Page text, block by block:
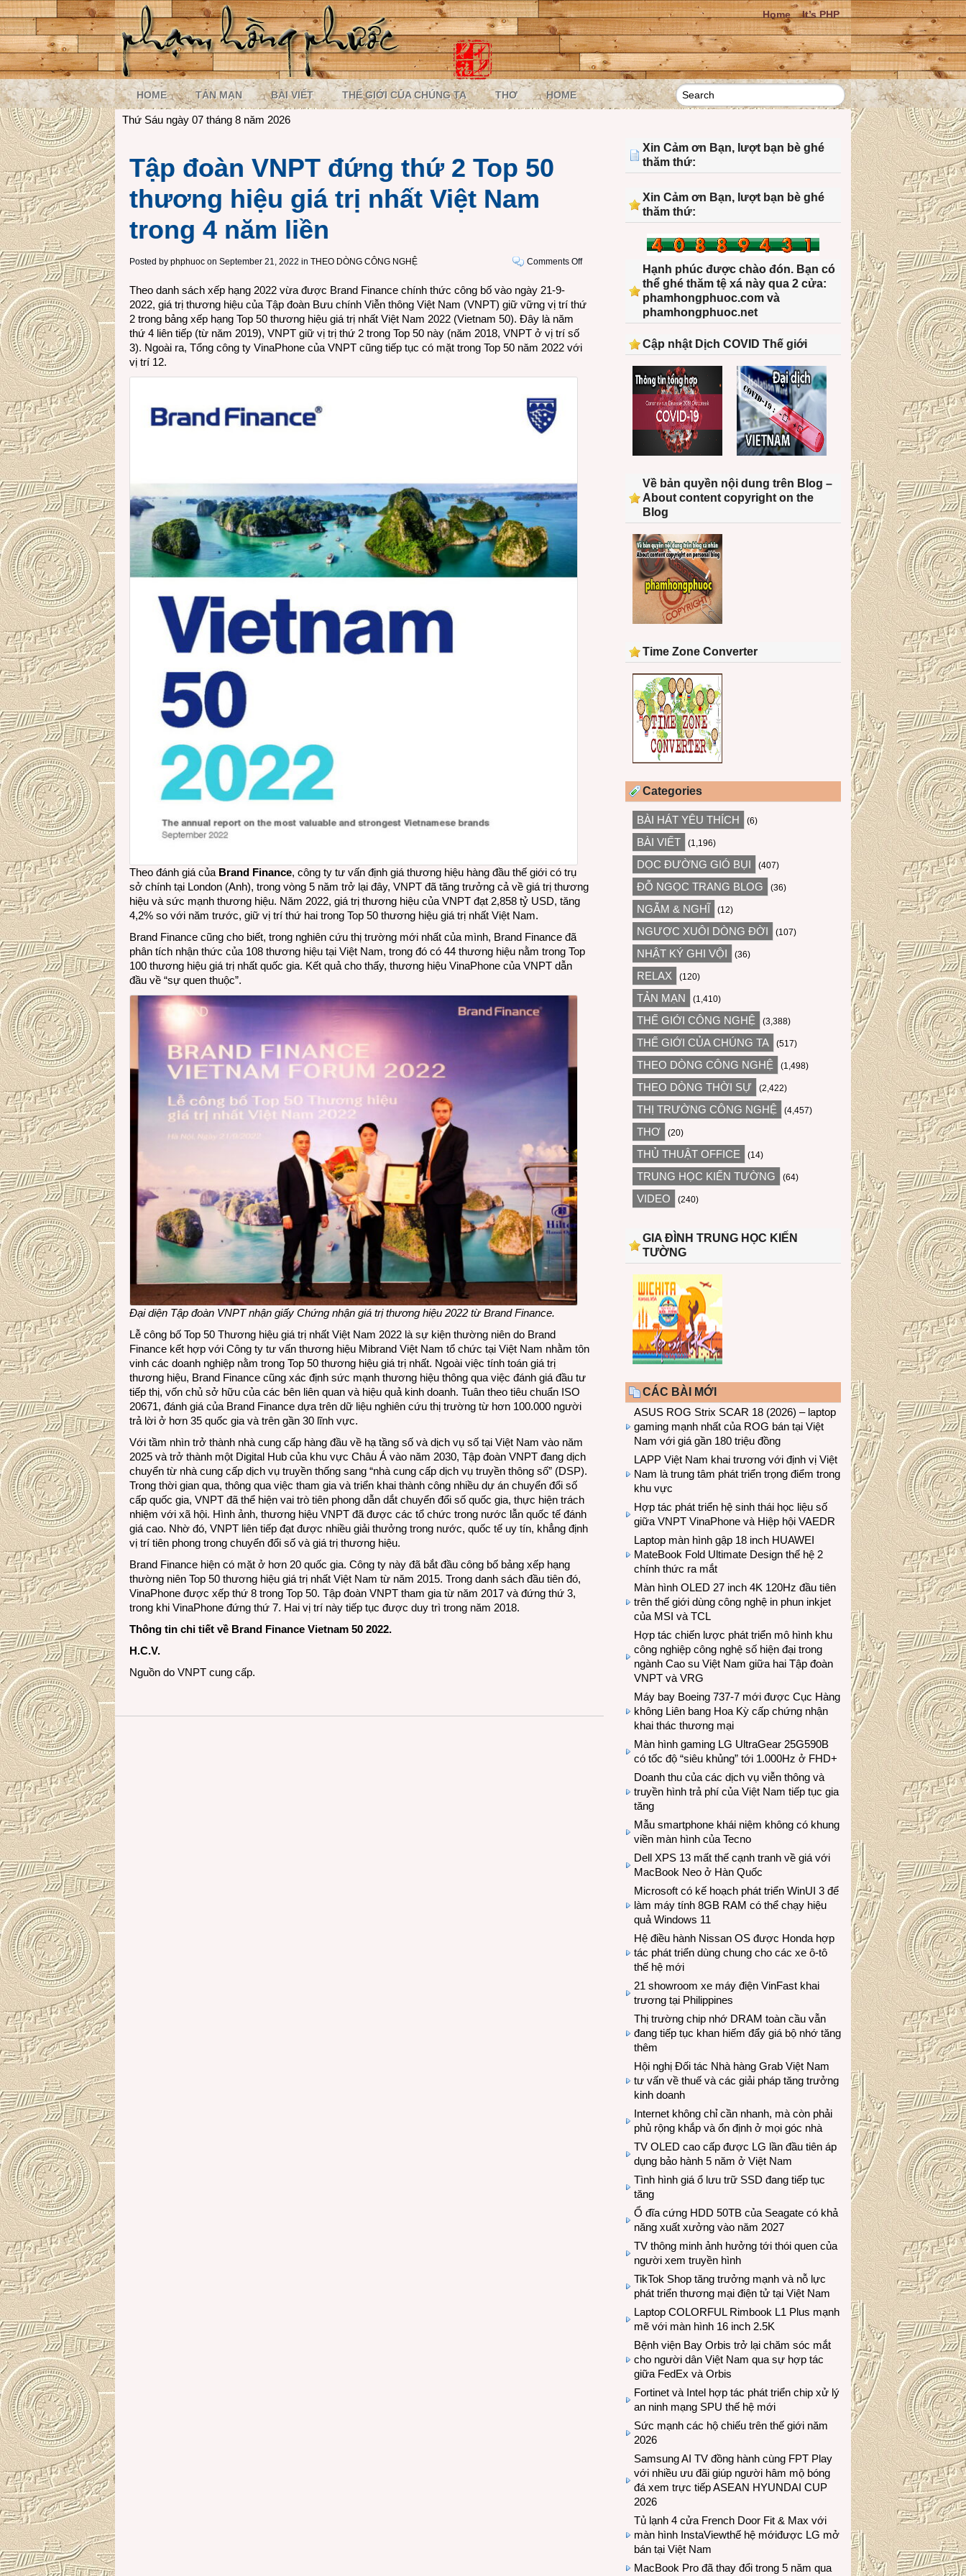
Home It’s PHP
HOME TẢN MẠN BÀI VIẾT THẾ GIỚI CỦA CHÚNG TA THƠ HOME
Thứ Sáu ngày 07 tháng 8 năm 2026
Tập đoàn VNPT đứng thứ 2 Top 50
thương hiệu giá trị nhất Việt Nam
trong 4 năm liền
Posted by phphuoc on September 21, 2022 in THEO DÒNG CÔNG NGHỆ Comments Offon
VNPT
2
Theo danh sách xếp hạng 2022 vừa được Brand Finance chính thức công bố vào ngày 21-9-
2022, giá trị thương hiệu của Tập đoàn Bưu chính Viễn thông Việt Nam (VNPT) giữ vững vị trí thứ
2 trong bảng xếp hạng Top 50 thương hiệu giá trị nhất Việt Nam 2022 (Vietnam 50). Đây là năm
thứ 4 liên tiếp (từ năm 2019), VNPT giữ vị trị thứ 2 trong Top 50 này (năm 2018, VNPT ở vị trí số
3). Ngoài ra, Tổng công ty VinaPhone của VNPT cũng tiếp tục có mặt trong Top 50 năm 2022 với
vị trí 12.
Theo đánh giá của Brand Finance, công ty tư vấn định giá thương hiệu hàng đầu thế giới có trụ
sở chính tại London (Anh), trong vòng 5 năm trở lại đây, VNPT đã tăng trưởng cả về giá trị thương
hiệu và sức mạnh thương hiệu. Năm 2022, giá trị thương hiệu của VNPT đạt 2,858 tỷ USD, tăng
4,2% so với năm trước, giữ vị trí thứ hai trong Top 50 thương hiệu giá trị nhất Việt Nam.
Brand Finance cũng cho biết, trong nghiên cứu thị trường mới nhất của mình, Brand Finance đã
phân tích nhận thức của 108 thương hiệu tại Việt Nam, trong đó có 44 thương hiệu nằm trong Top
100 thương hiệu giá trị nhất quốc gia. Kết quả cho thấy, thương hiệu VinaPhone của VNPT dẫn
đầu về “sự quen thuộc”.
Đại diện Tập đoàn VNPT nhận giấy Chứng nhận giá trị thương hiệu 2022 từ Brand Finance.
Lễ công bố Top 50 Thương hiệu giá trị nhất Việt Nam 2022 là sự kiện thường niên do Brand
Finance kết hợp với Công ty tư vấn thương hiệu Mibrand Việt Nam tổ chức tại Việt Nam nhằm tôn
vinh các doanh nghiệp nằm trong Top 50 thương hiệu giá trị nhất. Ngoài việc tính toán giá trị
thương hiệu, Brand Finance cũng xác định sức mạnh thương hiệu thông qua việc đánh giá đầu tư
tiếp thị, vốn chủ sở hữu của các bên liên quan và hiệu quả kinh doanh. Tuân theo tiêu chuẩn ISO
20671, đánh giá của Brand Finance dựa trên dữ liệu nghiên cứu thị trường từ hơn 100.000 người
trả lời ở hơn 35 quốc gia và trên gần 30 lĩnh vực.
Với tầm nhìn trở thành nhà cung cấp hàng đầu về hạ tầng số và dịch vụ số tại Việt Nam vào năm
2025 và trở thành một Digital Hub của khu vực Châu Á vào năm 2030, Tập đoàn VNPT đang dịch
chuyển từ nhà cung cấp dịch vụ truyền thống sang “nhà cung cấp dịch vụ truyền thông số” (DSP).
Trong thời gian qua, thông qua việc tham gia và triển khai thành công nhiều dự án chuyển đổi số
cấp quốc gia, VNPT đã thể hiện vai trò tiên phong dẫn dắt chuyển đổi số quốc gia, thực hiện trách
nhiệm với xã hội. Hình ảnh, thương hiệu VNPT đã được các tổ chức trong nước lẫn quốc tế đánh
giá cao. Nhờ đó, VNPT liên tiếp đạt được nhiều giải thưởng trong nước, quốc tế uy tín, khẳng định
vị trí tiên phong trong chuyển đổi số và giá trị thương hiệu.
Brand Finance hiện có mặt ở hơn 20 quốc gia. Công ty này đã bắt đầu công bố bảng xếp hạng
thường niên Top 50 thương hiệu giá trị nhất Việt Nam từ năm 2015. Trong danh sách đầu tiên đó,
VinaPhone được xếp thứ 8 trong Top 50. Tập đoàn VNPT tham gia từ năm 2017 và đứng thứ 3,
trong khi VinaPhone đứng thứ 7. Hai vị trí này tiếp tục được duy trì trong năm 2018.
Thông tin chi tiết về Brand Finance Vietnam 50 2022.
H.C.V.
Nguồn do VNPT cung cấp.
Xin Cảm ơn Bạn, lượt bạn bè ghé
thăm thứ:
Xin Cảm ơn Bạn, lượt bạn bè ghé
thăm thứ:
Hạnh phúc được chào đón. Bạn có
thể ghé thăm tệ xá này qua 2 cửa:
phamhongphuoc.com và
phamhongphuoc.net
Cập nhật Dịch COVID Thế giới
Về bản quyền nội dung trên Blog –
About content copyright on the
Blog
Time Zone Converter
Categories
BÀI HÁT YÊU THÍCH (6)
BÀI VIẾT (1,196)
DỌC ĐƯỜNG GIÓ BỤI (407)
ĐỖ NGỌC TRANG BLOG (36)
NGẪM & NGHĨ (12)
NGƯỢC XUÔI DÒNG ĐỜI (107)
NHẬT KÝ GHI VỘI (36)
RELAX (120)
TẢN MẠN (1,410)
THẾ GIỚI CÔNG NGHỆ (3,388)
THẾ GIỚI CỦA CHÚNG TA (517)
THEO DÒNG CÔNG NGHỆ (1,498)
THEO DÒNG THỜI SỰ (2,422)
THỊ TRƯỜNG CÔNG NGHỆ (4,457)
THƠ (20)
THỦ THUẬT OFFICE (14)
TRUNG HỌC KIẾN TƯỜNG (64)
VIDEO (240)
GIA ĐÌNH TRUNG HỌC KIẾN
TƯỜNG
CÁC BÀI MỚI
ASUS ROG Strix SCAR 18 (2026) – laptop
gaming mạnh nhất của ROG bán tại Việt
Nam với giá gần 180 triệu đồng
LAPP Việt Nam khai trương với định vị Việt
Nam là trung tâm phát triển trọng điểm trong
khu vực
Hợp tác phát triển hệ sinh thái học liệu số
giữa VNPT VinaPhone và Hiệp hội VAEDR
Laptop màn hình gập 18 inch HUAWEI
MateBook Fold Ultimate Design thế hệ 2
chính thức ra mắt
Màn hình OLED 27 inch 4K 120Hz đầu tiên
trên thế giới dùng công nghệ in phun inkjet
của MSI và TCL
Hợp tác chiến lược phát triển mô hình khu
công nghiệp công nghệ số hiện đại trong
ngành Cao su Việt Nam giữa hai Tập đoàn
VNPT và VRG
Máy bay Boeing 737-7 mới được Cục Hàng
không Liên bang Hoa Kỳ cấp chứng nhận
khai thác thương mại
Màn hình gaming LG UltraGear 25G590B
có tốc độ “siêu khủng” tới 1.000Hz ở FHD+
Doanh thu của các dịch vụ viễn thông và
truyền hình trả phí của Việt Nam tiếp tục gia
tăng
Mẫu smartphone khái niệm không có khung
viền màn hình của Tecno
Dell XPS 13 mất thế cạnh tranh về giá với
MacBook Neo ở Hàn Quốc
Microsoft có kế hoạch phát triển WinUI 3 để
làm máy tính 8GB RAM có thể chạy hiệu
quả Windows 11
Hệ điều hành Nissan OS được Honda hợp
tác phát triển dùng chung cho các xe ô-tô
thế hệ mới
21 showroom xe máy điện VinFast khai
trương tại Philippines
Thị trường chip nhớ DRAM toàn cầu vẫn
đang tiếp tục khan hiếm đẩy giá bộ nhớ tăng
thêm
Hội nghị Đối tác Nhà hàng Grab Việt Nam
tư vấn về thuế và các giải pháp tăng trưởng
kinh doanh
Internet không chỉ cần nhanh, mà còn phải
phủ rộng khắp và ổn định ở mọi góc nhà
TV OLED cao cấp được LG lần đầu tiên áp
dụng bảo hành 5 năm ở Việt Nam
Tình hình giá ổ lưu trữ SSD đang tiếp tục
tăng
Ổ đĩa cứng HDD 50TB của Seagate có khả
năng xuất xưởng vào năm 2027
TV thông minh ảnh hưởng tới thói quen của
người xem truyền hình
TikTok Shop tăng trưởng mạnh và nỗ lực
phát triển thương mại điện tử tại Việt Nam
Laptop COLORFUL Rimbook L1 Plus mạnh
mẽ với màn hình 16 inch 2.5K
Bệnh viện Bay Orbis trở lại chăm sóc mắt
cho người dân Việt Nam qua sự hợp tác
giữa FedEx và Orbis
Fortinet và Intel hợp tác phát triển chip xử lý
an ninh mạng SPU thế hệ mới
Sức mạnh các hộ chiếu trên thế giới năm
2026
Samsung AI TV đồng hành cùng FPT Play
với nhiều ưu đãi giúp người hâm mộ bóng
đá xem trực tiếp ASEAN HYUNDAI CUP
2026
Tủ lạnh 4 cửa French Door Fit & Max với
màn hình InstaViewthế hệ mớiđược LG mở
bán tại Việt Nam
MacBook Pro đã thay đổi trong 5 năm qua